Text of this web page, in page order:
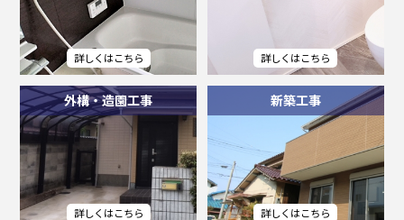
外構・造園工事 新築工事